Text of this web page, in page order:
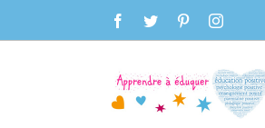
to
facebooktwitter pinterest